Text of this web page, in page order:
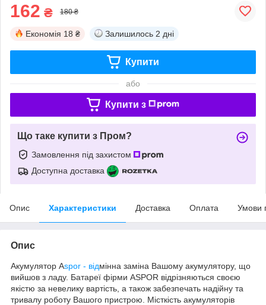
162 ₴ 180 ₴
Економія 18 ₴ Залишилось 2 дні
Купити
або
Купити з
Що таке купити з Пром?
Замовлення під захистом
Доступна доставка
Опис Характеристики Доставка Оплата Умови
Опис
Акумулятор Aspor - відмінна заміна Вашому акумулятору, що
вийшов з ладу. Батареї фірми ASPOR відрізняються своєю
якістю за невелику вартість, а також забезпечать надійну та
тривалу роботу Вашого пристрою. Місткість акумуляторів